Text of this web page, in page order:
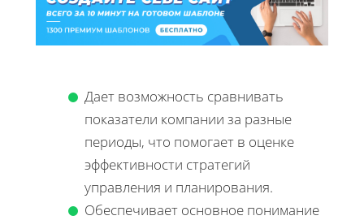
Дает возможность сравнивать
показатели компании за разные
периоды, что помогает в оценке
эффективности стратегий
управления и планирования.
Обеспечивает основное понимание